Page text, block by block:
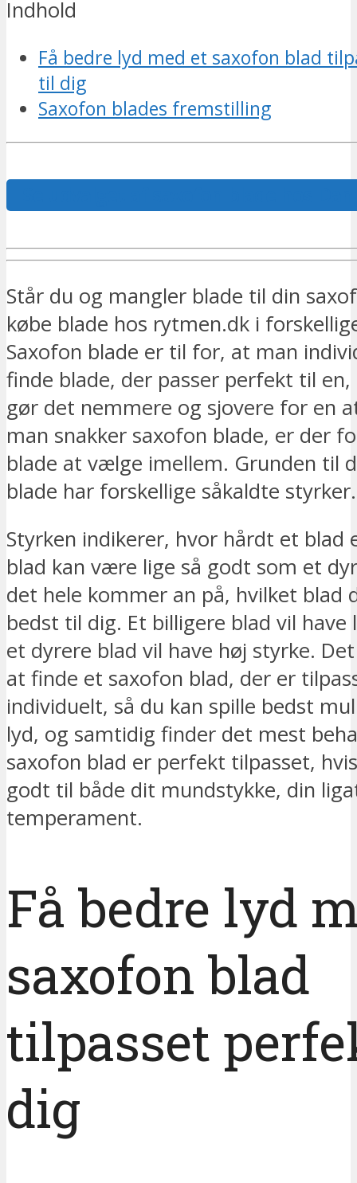
Indhold
Få bedre lyd med et saxofon blad
til dig
Saxofon blades fremstilling
Står du og mangler blade til din
købe blade hos rytmen.dk i
Saxofon blade er til for, at man
finde blade, der passer perfekt til
gør det nemmere og sjovere for en
man snakker saxofon blade, er der
blade at vælge imellem. Grunden til
blade har forskellige såkaldte styrker.
Styrken indikerer, hvor hårdt et blad
blad kan være lige så godt som et
det hele kommer an på, hvilket blad
bedst til dig. Et billigere blad vil have
et dyrere blad vil have høj styrke.
at finde et saxofon blad, der er
individuelt, så du kan spille bedst
lyd, og samtidig finder det mest
saxofon blad er perfekt tilpasset,
godt til både dit mundstykke, din
temperament.
Få bedre lyd
saxofon blad
tilpasset
dig